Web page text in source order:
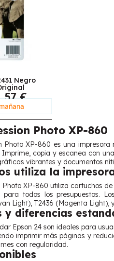
Negro
€
mañana
Photo XP-860
Photo XP-860 es una
Imprime, copia y escanea con
vibrantes y documentos
utiliza la
Photo XP-860 utiliza cartuchos
para todos los presupuestos.
Light), T2436 (Magenta Light),
y diferencias
Epson 24 son ideales para
imprimir más páginas y
con regularidad.